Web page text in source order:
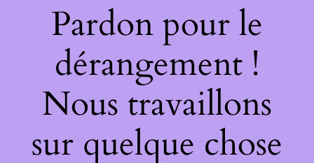
Pardon pour le
dérangement !
Nous travaillons
sur quelque chose